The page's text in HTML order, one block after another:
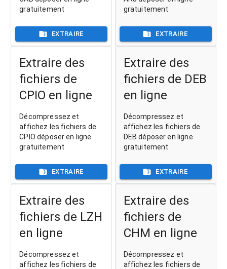
gratuitement
EXTRAIRE
gratuitement
EXTRAIRE
Extraire des
fichiers de
CPIO en ligne
Décompressez et
affichez les fichiers de
CPIO déposer en ligne
gratuitement
EXTRAIRE
Extraire des
fichiers de DEB
en ligne
Décompressez et
affichez les fichiers de
DEB déposer en ligne
gratuitement
EXTRAIRE
Extraire des
fichiers de LZH
en ligne
Décompressez et
affichez les fichiers de
Extraire des
fichiers de
CHM en ligne
Décompressez et
affichez les fichiers de